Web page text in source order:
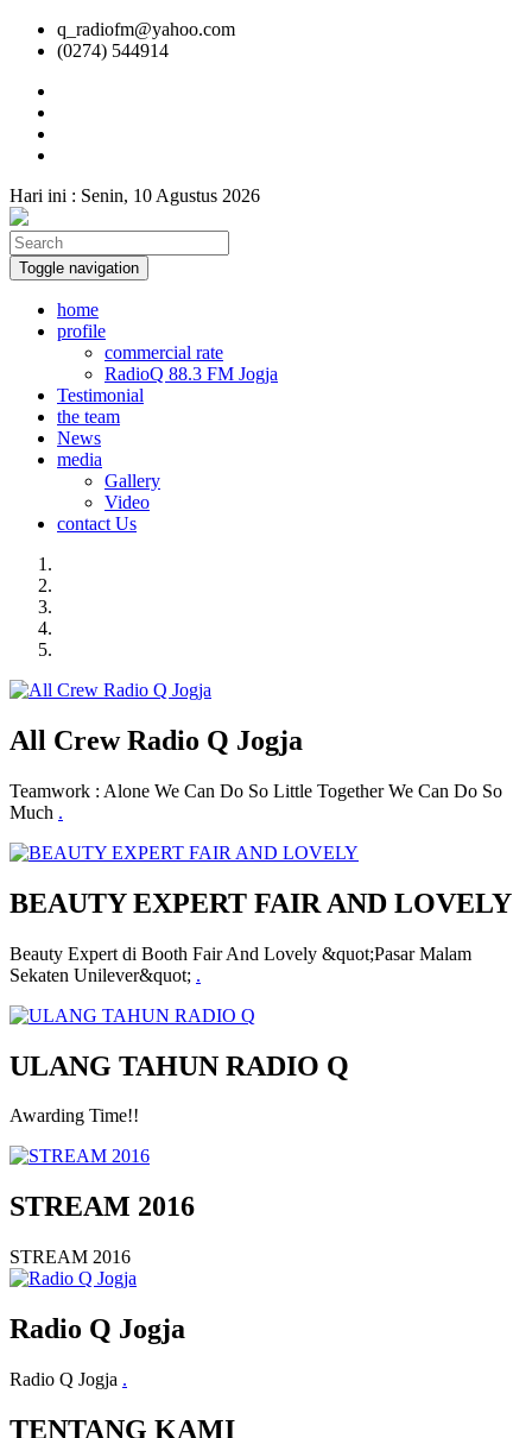
q_radiofm@yahoo.com
(0274) 544914
Hari ini : Senin, 10 Agustus 2026
Toggle navigation
home
profile
commercial rate
RadioQ 88.3 FM Jogja
Testimonial
the team
News
media
Gallery
Video
contact Us
All Crew Radio Q Jogja
Teamwork : Alone We Can Do So Little Together We Can Do So
Much .
BEAUTY EXPERT FAIR AND LOVELY
Beauty Expert di Booth Fair And Lovely &quot;Pasar Malam
Sekaten Unilever&quot; .
ULANG TAHUN RADIO Q
Awarding Time!!
STREAM 2016
STREAM 2016
Radio Q Jogja
Radio Q Jogja .
TENTANG KAMI